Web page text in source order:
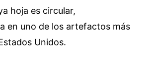
hoja es circular,
en uno de los artefactos más
Unidos.